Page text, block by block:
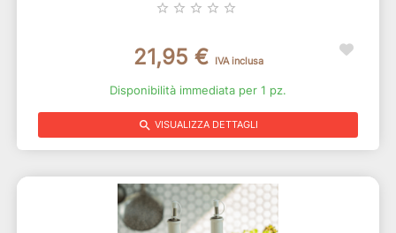
star_border star_border star_border star_border star_border
21,95 € IVA inclusa
Disponibilità immediata per 1 pz.
search VISUALIZZA DETTAGLI